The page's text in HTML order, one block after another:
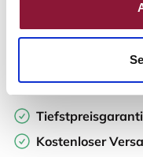
Auf der Suche nach
komplett und fordern
Zur
Kostenloser